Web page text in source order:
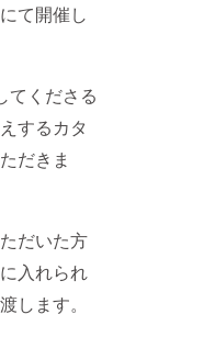
て開催し
てくださる
するカタ
だきま
だいた方
入れられ
します。